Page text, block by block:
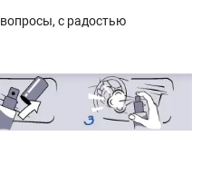
с радостью